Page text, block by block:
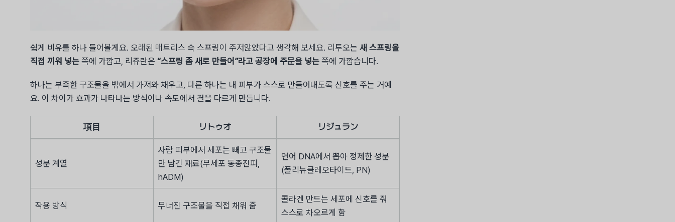
쉽게 비유를 하나 들어볼게요. 오래된 매트리스 속 스프링이 주저앉았다고 생각해 보세요. 리투오는 새 스프링을
직접 끼워 넣는 쪽에 가깝고, 리쥬란은 “스프링 좀 새로 만들어”라고 공장에 주문을 넣는 쪽에 가깝습니다.
하나는 부족한 구조물을 밖에서 가져와 채우고, 다른 하나는 내 피부가 스스로 만들어내도록 신호를 주는 거예
요. 이 차이가 효과가 나타나는 방식이나 속도에서 결을 다르게 만듭니다.
項目 リトゥオ リジュラン
성분 계열
사람 피부에서 세포는 빼고 구조물
만 남긴 재료(무세포 동종진피,
hADM)
연어 DNA에서 뽑아 정제한 성분
(폴리뉴클레오타이드, PN)
작용 방식 무너진 구조물을 직접 채워 줌
콜라겐 만드는 세포에 신호를 줘
스스로 차오르게 함